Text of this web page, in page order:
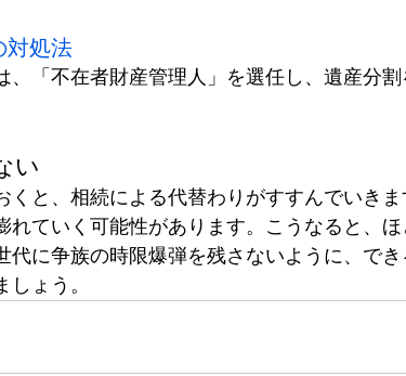
対処法
「不在者財産管理人」を選任し、遺産分
い
と、相続による代替わりがすすんでいきま
ていく可能性があります。こうなると、
代に争族の時限爆弾を残さないように、でき
ょう。